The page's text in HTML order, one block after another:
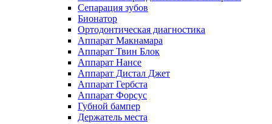
Сепарация зубов
Бионатор
Ортодонтическая диагностика
Аппарат Макнамара
Аппарат Твин Блок
Аппарат Нансе
Аппарат Дистал Джет
Аппарат Гербста
Аппарат Форсус
Губной бампер
Держатель места